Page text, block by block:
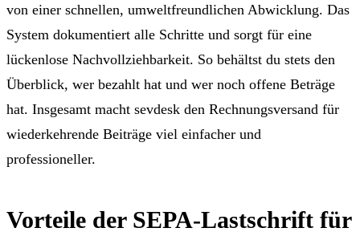
von einer schnellen, umweltfreundlichen Abwicklung. Das
System dokumentiert alle Schritte und sorgt für eine
lückenlose Nachvollziehbarkeit. So behältst du stets den
Überblick, wer bezahlt hat und wer noch offene Beträge
hat. Insgesamt macht sevdesk den Rechnungsversand für
wiederkehrende Beiträge viel einfacher und
professioneller.
Vorteile der SEPA-Lastschrift für